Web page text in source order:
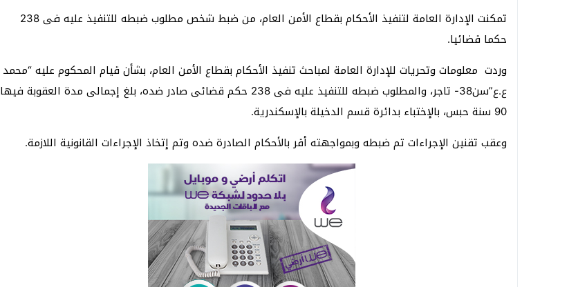
تمكنت الإدارة العامة لتنفيذ الأحكام بقطاع الأمن العام، من ضبط شخص مطلوب ضبطه للتنفيذ عليه فى 238
حكما قضائيا.
وردت معلومات وتحريات للإدارة العامة لمباحث تنفيذ الأحكام بقطاع الأمن العام، بشأن قيام المحكوم عليه “محمد
ع.ع”سن38- تاجر، والمطلوب ضبطه للتنفيذ عليه فى 238 حكم قضائى صادر ضده، بلغ إجمالى مدة العقوبة فيها
90 سنة حبس، بالإختباء بدائرة قسم الدخيلة بالإسكندرية.
وعقب تقنين الإجراءات تم ضبطه وبمواجهته أقر بالأحكام الصادرة ضده وتم إتخاذ الإجراءات القانونية اللازمة.